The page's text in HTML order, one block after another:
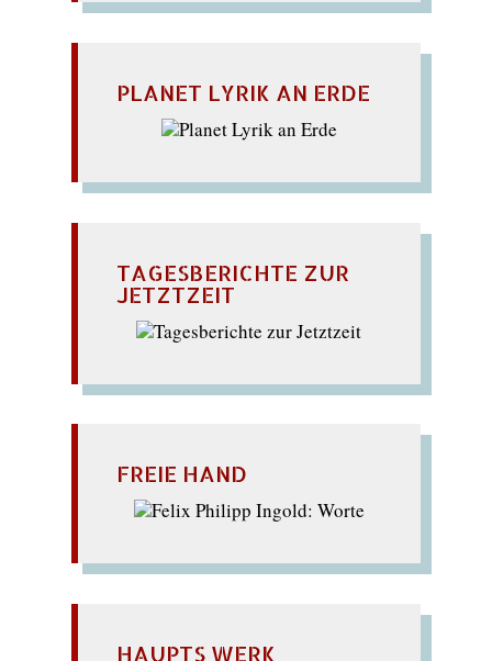
PLANET LYRIK AN ERDE
TAGESBERICHTE ZUR
JETZTZEIT
FREIE HAND
HAUPTS WERK